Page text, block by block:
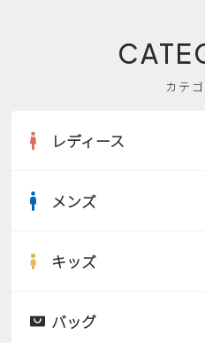
カテ
レディース
サンダル
メンズ
サンダル
キッズ
バッグ